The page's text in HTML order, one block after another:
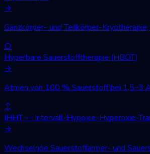
→
Ganzkörper- und Teilkörper-
○
Hyperbare Sauerstofftherapie (HBOT)
→
Atmen von 100 % Sauerstoff bei 1,5–3
↕
IHHT — Intervall-Hypoxie-Hyperoxie-
→
Wechselnde Sauerstoffarmer- und